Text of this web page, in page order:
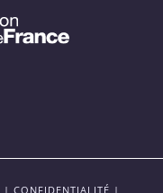
| CONFIDENTIALITÉ |